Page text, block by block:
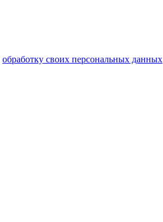
обработку своих персональных данных